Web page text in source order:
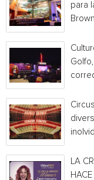
para
LA